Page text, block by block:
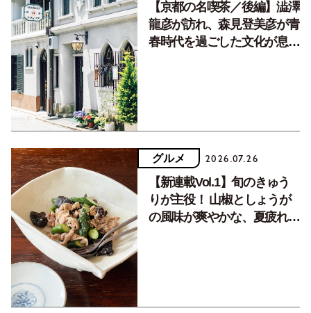
【京都の名喫茶／後編】澁澤
龍彦が訪れ、森見登美彦が青
春時代を過ごした文化が息づ
グルメ 2026.07.26
【新連載Vol.1】旬のきゅう
りが主役！ 山椒としょうが
の風味が爽やかな、夏疲れを